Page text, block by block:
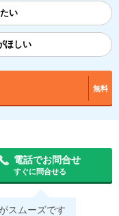
い
ほしい
無料
電話でお問合せ
すぐに問合せる
スムーズです